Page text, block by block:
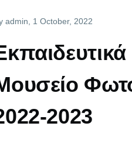
admin , 1 October, 2022
2023